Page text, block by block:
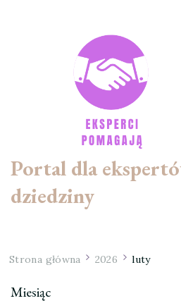
Portal dla
dziedziny
Strona główna 2026 luty
Miesiąc